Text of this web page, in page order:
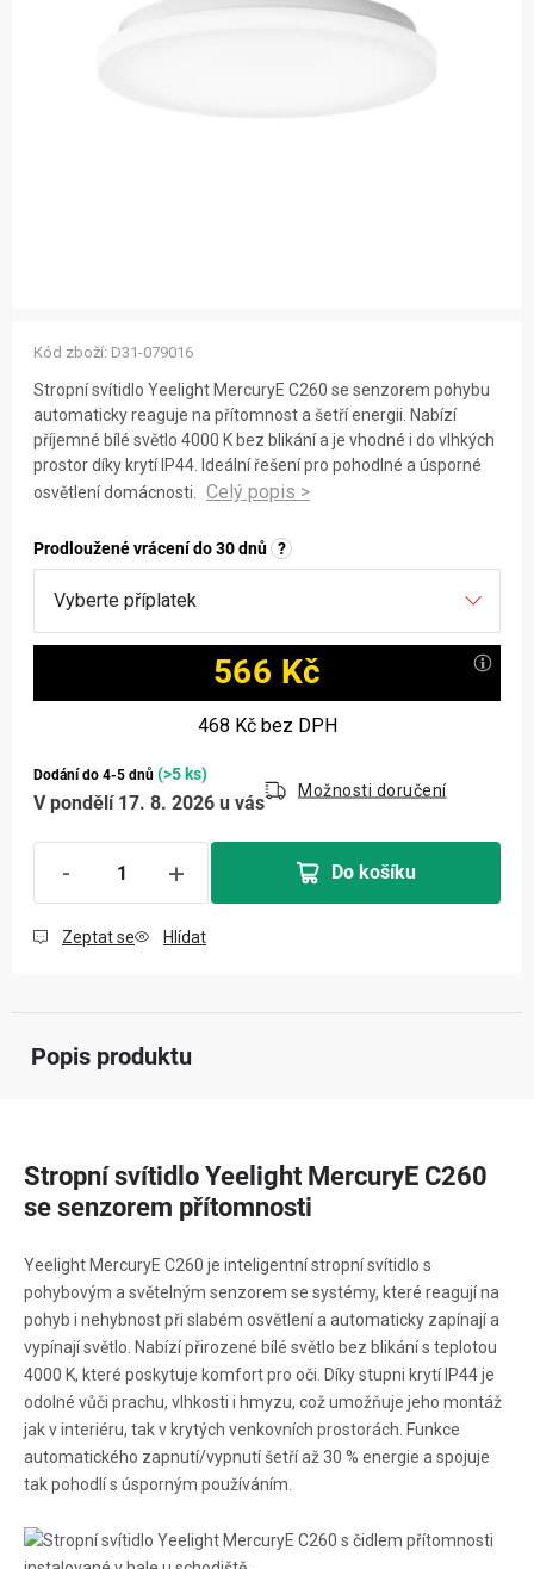
Stropní svítidlo Yeelight MercuryE C260 se senzorem pohybu
automaticky reaguje na přítomnost a šetří energii. Nabízí
příjemné bílé světlo 4000 K bez blikání a je vhodné i do vlhkých
prostor díky krytí IP44. Ideální řešení pro pohodlné a úsporné
osvětlení domácnosti.
Prodloužené vrácení do 30 dnů ?
566 Kč
468 Kčbez DPH
Dodání do 4-5 dnů (>5 ks)
V pondělí 17. 8. 2026 u vás
Možnosti doručení
Do košíku
Kód zboží: D31-079016
Zeptat se Hlídat
Popis produktu
Stropní svítidlo Yeelight MercuryE C260
se senzorem přítomnosti
Yeelight MercuryE C260 je inteligentní stropní svítidlo s
pohybovým a světelným senzorem se systémy, které reagují na
pohyb i nehybnost při slabém osvětlení a automaticky zapínají a
vypínají světlo. Nabízí přirozené bílé světlo bez blikání s teplotou
4000 K, které poskytuje komfort pro oči. Díky stupni krytí IP44 je
odolné vůči prachu, vlhkosti i hmyzu, což umožňuje jeho montáž
jak v interiéru, tak v krytých venkovních prostorách. Funkce
automatického zapnutí/vypnutí šetří až 30 % energie a spojuje
tak pohodlí s úsporným používáním.